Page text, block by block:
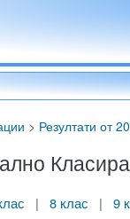
> Резултати от
| 8 клас | 9